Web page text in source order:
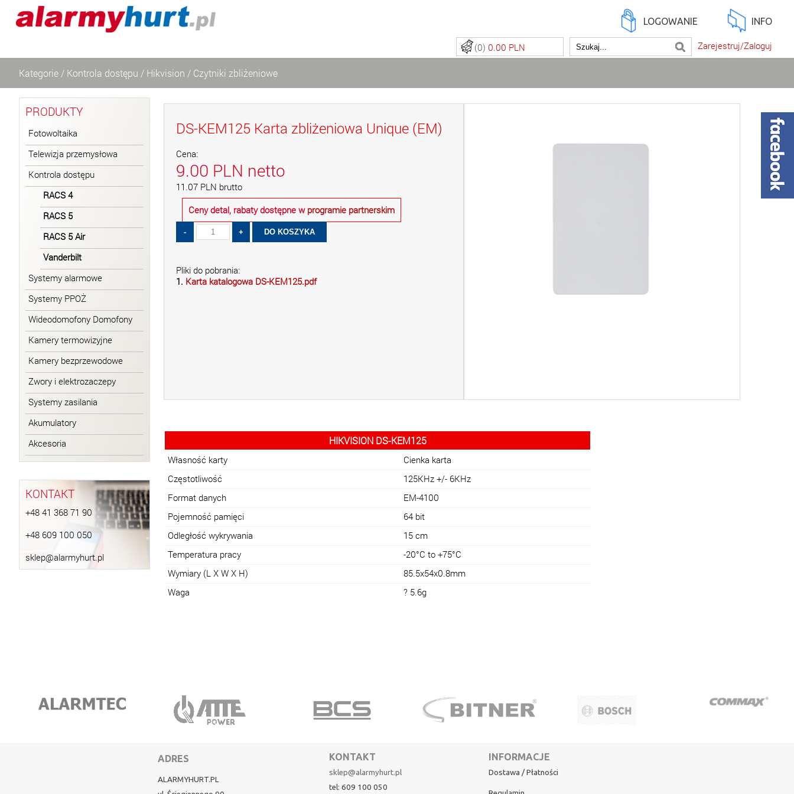
LOGOWANIE INFO
Zarejestruj/Zaloguj
(0) 0.00 PLN
Kategorie / Kontrola dostępu / Hikvision / Czytniki zbliżeniowe
PRODUKTY
Fotowoltaika
Telewizja przemysłowa
Kontrola dostępu
RACS 4
RACS 5
RACS 5 Air
Vanderbilt
Systemy alarmowe
Systemy PPOŻ
Wideodomofony Domofony
Kamery termowizyjne
Kamery bezprzewodowe
Zwory i elektrozaczepy
Systemy zasilania
Akumulatory
Akcesoria
KONTAKT
+48 41 368 71 90
+48 609 100 050
sklep@alarmyhurt.pl
DS-KEM125 Karta zbliżeniowa Unique (EM)
Cena:
9.00 PLN netto
11.07 PLN brutto
Ceny detal, rabaty dostępne w programie partnerskim
Pliki do pobrania:
1. Karta katalogowa DS-KEM125.pdf
HIKVISION DS-KEM125
Własność karty
Cienka karta
Częstotliwość
125KHz +/- 6KHz
Format danych
EM-4100
Pojemność pamięci
64 bit
Odległość wykrywania
15 cm
Temperatura pracy
-20°C to +75°C
Wymiary (L X W X H)
85.5x54x0.8mm
Waga
? 5.6g
ADRES
ALARMYHURT.PL
KONTAKT
sklep@alarmyhurt.pl
tel: 609 100 050
INFORMACJE
Dostawa / Płatności